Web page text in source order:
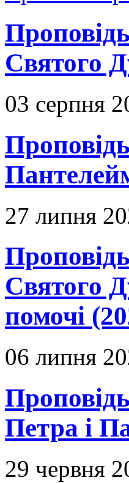
Святого
03 серпня
27 липня
Святого
помочі
06 липня
Петра і
29 червня